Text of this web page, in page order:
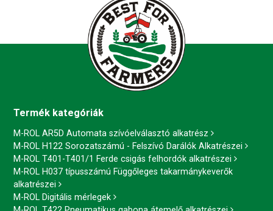
Termék kategóriák
M-ROL AR5D Automata szívóelválasztó alkatrész
M-ROL H122 Sorozatszámú - Felszívó Darálók Alkatrészei
M-ROL T401-T401/1 Ferde csigás felhordók alkatrészei
M-ROL H037 típusszámú Függőleges takarmánykeverők
alkatrészei
M-ROL Digitális mérlegek